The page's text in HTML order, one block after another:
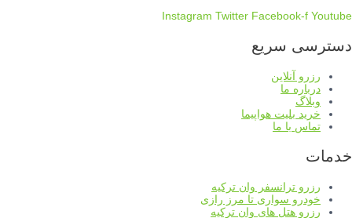
Instagram Twitter Facebook-f Youtube
دسترسی سریع
رزرو آنلاین
درباره ما
وبلاگ
خرید بلیت هواپیما
تماس با ما
خدمات
رزرو ترانسفر وان ترکیه
خودرو سواری تا مرز رازی
رزرو هتل های وان ترکیه